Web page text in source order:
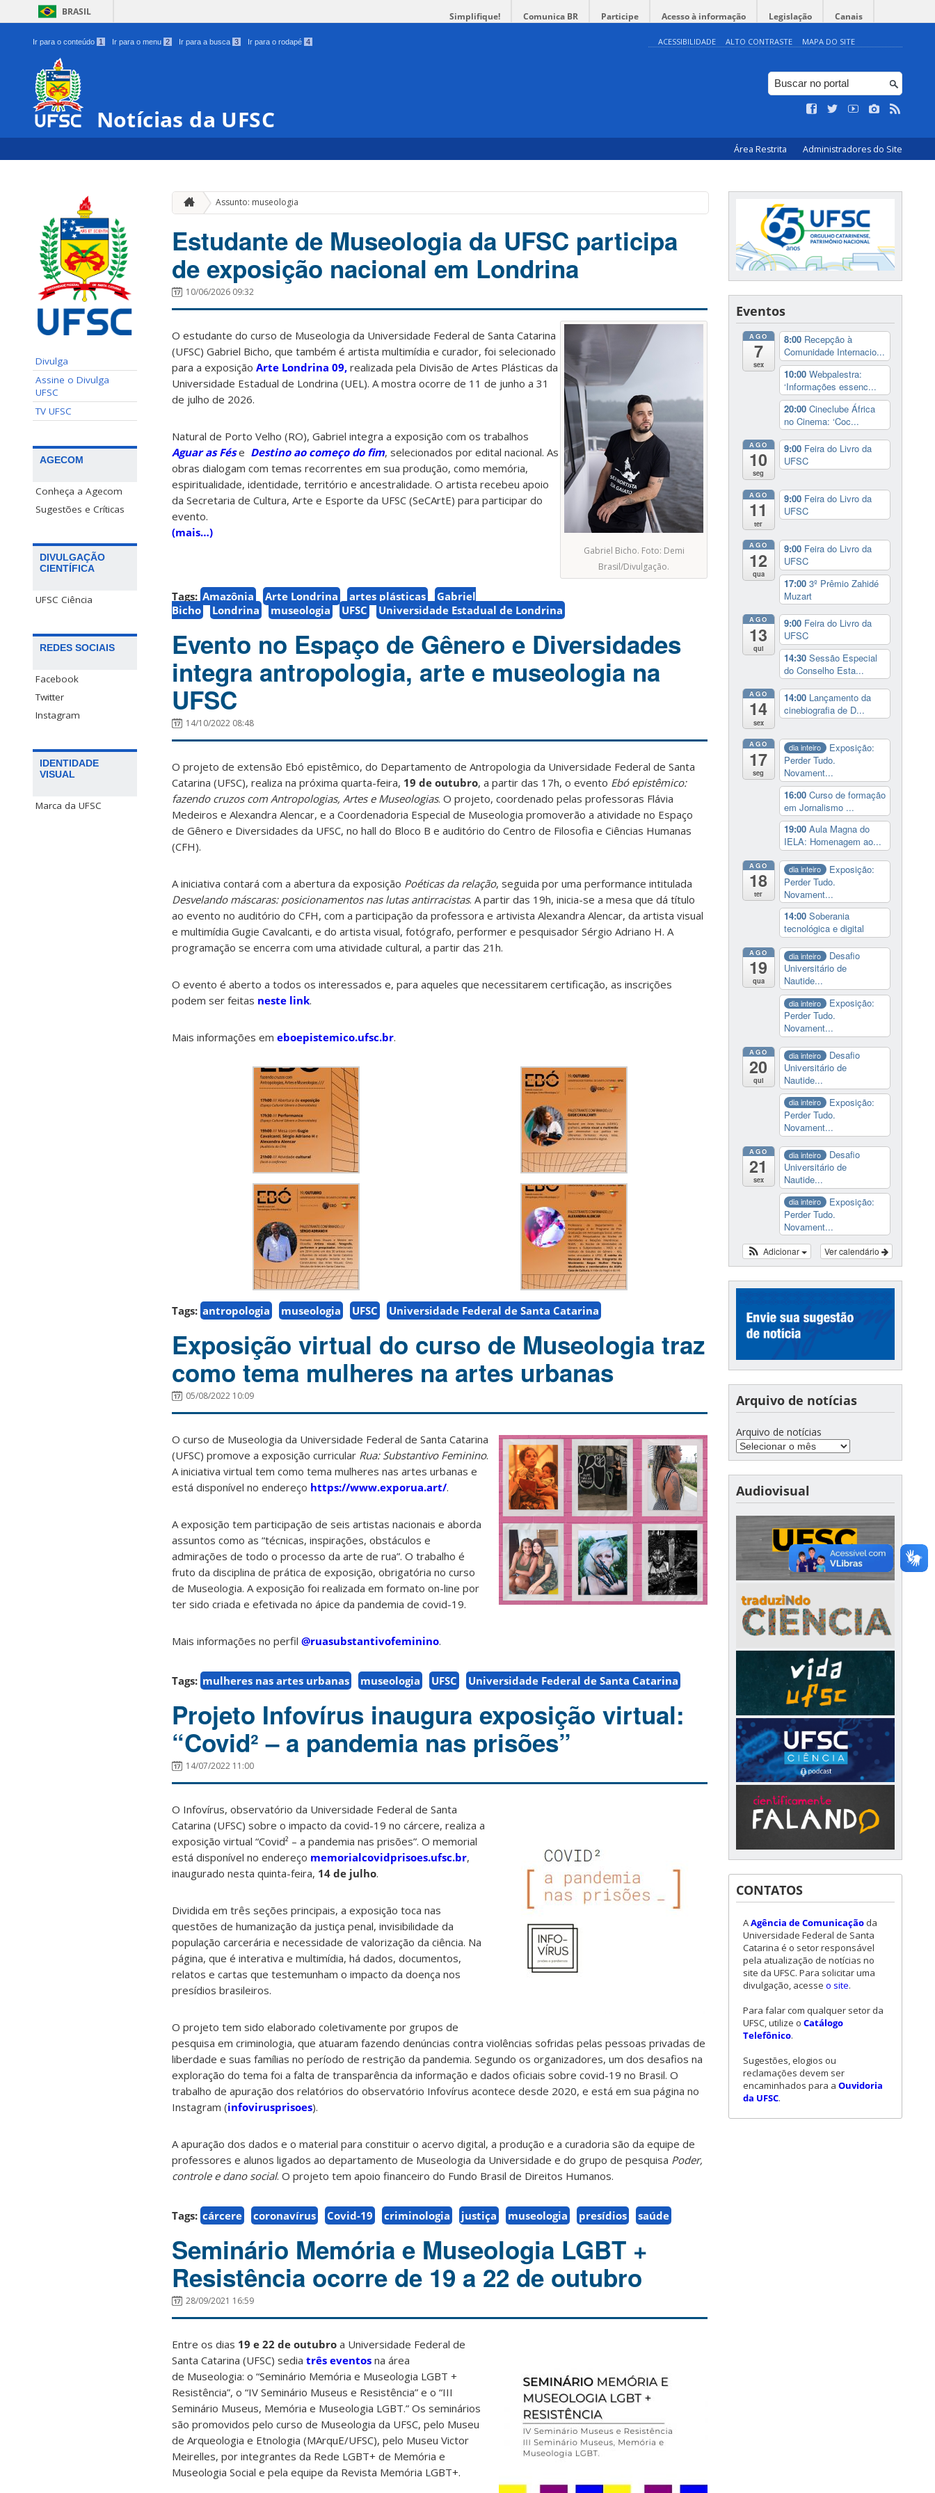
BRASIL Simplifique! Comunica BR Participe Acesso à informação Legislação Canais
Ir para o conteúdo 1 Ir para o menu 2 Ir para a busca 3 Ir para o rodapé 4 ACESSIBILIDADE ALTO CONTRASTE MAPA DO SITE
Notícias da UFSC
Área Restrita Administradores do Site
Divulga
Assine o Divulga
UFSC
TV UFSC
AGECOM
Conheça a Agecom
Sugestões e Críticas
DIVULGAÇÃO
CIENTÍFICA
UFSC Ciência
REDES SOCIAIS
Facebook
Twitter
Instagram
IDENTIDADE
VISUAL
Marca da UFSC
Assunto: museologia
Estudante de Museologia da UFSC participa
de exposição nacional em Londrina
10/06/2026 09:32
Gabriel Bicho. Foto: Demi
Brasil/Divulgação.
O estudante do curso de Museologia da Universidade Federal de Santa Catarina
(UFSC) Gabriel Bicho, que também é artista multimídia e curador, foi selecionado
para a exposição Arte Londrina 09, realizada pela Divisão de Artes Plásticas da
Universidade Estadual de Londrina (UEL). A mostra ocorre de 11 de junho a 31
de julho de 2026.
Natural de Porto Velho (RO), Gabriel integra a exposição com os trabalhos
Aguar as Fése Destino ao começo do fim, selecionados por edital nacional. As
obras dialogam com temas recorrentes em sua produção, como memória,
espiritualidade, identidade, território e ancestralidade. O artista recebeu apoio
da Secretaria de Cultura, Arte e Esporte da UFSC (SeCArtE) para participar do
evento.
(mais…)
Tags: Amazônia Arte Londrina artes plásticas
Gabriel
Bicho
Londrina museologia UFSC Universidade Estadual de Londrina
Evento no Espaço de Gênero e Diversidades
integra antropologia, arte e museologia na
UFSC
14/10/2022 08:48
O projeto de extensão Ebó epistêmico, do Departamento de Antropologia da Universidade Federal de Santa
Catarina (UFSC), realiza na próxima quarta-feira, 19 de outubro, a partir das 17h, o evento Ebó epistêmico:
fazendo cruzos com Antropologias, Artes e Museologias. O projeto, coordenado pelas professoras Flávia
Medeiros e Alexandra Alencar, e a Coordenadoria Especial de Museologia promoverão a atividade no Espaço
de Gênero e Diversidades da UFSC, no hall do Bloco B e auditório do Centro de Filosofia e Ciências Humanas
(CFH).
A iniciativa contará com a abertura da exposição Poéticas da relação, seguida por uma performance intitulada
Desvelando máscaras: posicionamentos nas lutas antirracistas. A partir das 19h, inicia-se a mesa que dá título
ao evento no auditório do CFH, com a participação da professora e artivista Alexandra Alencar, da artista visual
e multimídia Gugie Cavalcanti, e do artista visual, fotógrafo, performer e pesquisador Sérgio Adriano H. A
programação se encerra com uma atividade cultural, a partir das 21h.
O evento é aberto a todos os interessados e, para aqueles que necessitarem certificação, as inscrições
podem ser feitas neste link.
Mais informações em eboepistemico.ufsc.br.
Tags: antropologia museologia UFSC Universidade Federal de Santa Catarina
Exposição virtual do curso de Museologia traz
como tema mulheres na artes urbanas
05/08/2022 10:09
O curso de Museologia da Universidade Federal de Santa Catarina
(UFSC) promove a exposição curricular Rua: Substantivo Feminino.
A iniciativa virtual tem como tema mulheres nas artes urbanas e
está disponível no endereço https://www.exporua.art/.
A exposição tem participação de seis artistas nacionais e aborda
assuntos como as “técnicas, inspirações, obstáculos e
admirações de todo o processo da arte de rua”. O trabalho é
fruto da disciplina de prática de exposição, obrigatória no curso
de Museologia. A exposição foi realizada em formato on-line por
ter sido criada e efetivada no ápice da pandemia de covid-19.
Mais informações no perfil @ruasubstantivofeminino.
Tags: mulheres nas artes urbanas museologia UFSC Universidade Federal de Santa Catarina
Projeto Infovírus inaugura exposição virtual:
“Covid² – a pandemia nas prisões”
14/07/2022 11:00
O Infovírus, observatório da Universidade Federal de Santa
Catarina (UFSC) sobre o impacto da covid-19 no cárcere, realiza a
exposição virtual “Covid² – a pandemia nas prisões”. O memorial
está disponível no endereço memorialcovidprisoes.ufsc.br,
inaugurado nesta quinta-feira, 14 de julho.
Dividida em três seções principais, a exposição toca nas
questões de humanização da justiça penal, invisibilidade da
população carcerária e necessidade de valorização da ciência. Na
página, que é interativa e multimídia, há dados, documentos,
relatos e cartas que testemunham o impacto da doença nos
presídios brasileiros.
O projeto tem sido elaborado coletivamente por grupos de
pesquisa em criminologia, que atuaram fazendo denúncias contra violências sofridas pelas pessoas privadas de
liberdade e suas famílias no período de restrição da pandemia. Segundo os organizadores, um dos desafios na
exploração do tema foi a falta de transparência da informação e dados oficiais sobre covid-19 no Brasil. O
trabalho de apuração dos relatórios do observatório Infovírus acontece desde 2020, e está em sua página no
Instagram (infovirusprisoes).
A apuração dos dados e o material para constituir o acervo digital, a produção e a curadoria são da equipe de
professores e alunos ligados ao departamento de Museologia da Universidade e do grupo de pesquisa Poder,
controle e dano social. O projeto tem apoio financeiro do Fundo Brasil de Direitos Humanos.
Tags: cárcere coronavírus Covid-19 criminologia justiça museologia presídios saúde
Seminário Memória e Museologia LGBT +
Resistência ocorre de 19 a 22 de outubro
28/09/2021 16:59
Entre os dias 19 e 22 de outubro a Universidade Federal de
Santa Catarina (UFSC) sedia três eventos na área
de Museologia: o “Seminário Memória e Museologia LGBT +
Resistência”, o “IV Seminário Museus e Resistência” e o “III
Seminário Museus, Memória e Museologia LGBT.” Os seminários
são promovidos pelo curso de Museologia da UFSC, pelo Museu
de Arqueologia e Etnologia (MArquE/UFSC), pelo Museu Victor
Meirelles, por integrantes da Rede LGBT+ de Memória e
Museologia Social e pela equipe da Revista Memória LGBT+.
Eventos
AGO
7
sex
8:00 Recepção à
Comunidade Internacio...
10:00 Webpalestra:
‘Informações essenc...
20:00 Cineclube África
no Cinema: ‘Coc...
AGO
10
seg
9:00 Feira do Livro da
UFSC
AGO
11
ter
9:00 Feira do Livro da
UFSC
AGO
12
qua
9:00 Feira do Livro da
UFSC
17:00 3º Prêmio Zahidé
Muzart
AGO
13
qui
9:00 Feira do Livro da
UFSC
14:30 Sessão Especial
do Conselho Esta...
AGO
14
sex
14:00 Lançamento da
cinebiografia de D...
AGO
17
seg
dia inteiro
Exposição:
Perder Tudo.
Novament...
16:00 Curso de formação
em Jornalismo ...
19:00 Aula Magna do
IELA: Homenagem ao...
AGO
18
ter
dia inteiro
Exposição:
Perder Tudo.
Novament...
14:00 Soberania
tecnológica e digital
AGO
19
qua
dia inteiro
Desafio
Universitário de
Nautide...
dia inteiro
Exposição:
Perder Tudo.
Novament...
AGO
20
qui
dia inteiro
Desafio
Universitário de
Nautide...
dia inteiro
Exposição:
Perder Tudo.
Novament...
AGO
21
sex
dia inteiro
Desafio
Universitário de
Nautide...
dia inteiro
Exposição:
Perder Tudo.
Novament...
Ver calendário
Adicionar
Arquivo de notícias
Arquivo de notícias
Audiovisual
CONTATOS
AAgência de Comunicação da
Universidade Federal de Santa
Catarina é o setor responsável
pela atualização de notícias no
site da UFSC. Para solicitar uma
divulgação, acesse o site.
Para falar com qualquer setor da
UFSC, utilize o Catálogo
Telefônico.
Sugestões, elogios ou
reclamações devem ser
encaminhados para a Ouvidoria
da UFSC.